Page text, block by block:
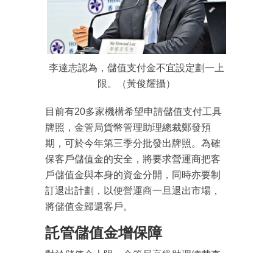
李達志認為，儲值支付金不宜設定劃一上
限。（黃俊耀攝）
目前有20多家機構希望申請儲值支付工具
牌照，金管局貨幣管理助理總裁鄭發預
期，可於今年第三季分批發出牌照。為確
保客戶儲值金的安全，將要求營運商把客
戶儲值金與本身的資金分開，同時亦要制
訂退出計劃，以便營運商一旦退出市場，
將儲值金歸還客戶。
託管儲值金增保障